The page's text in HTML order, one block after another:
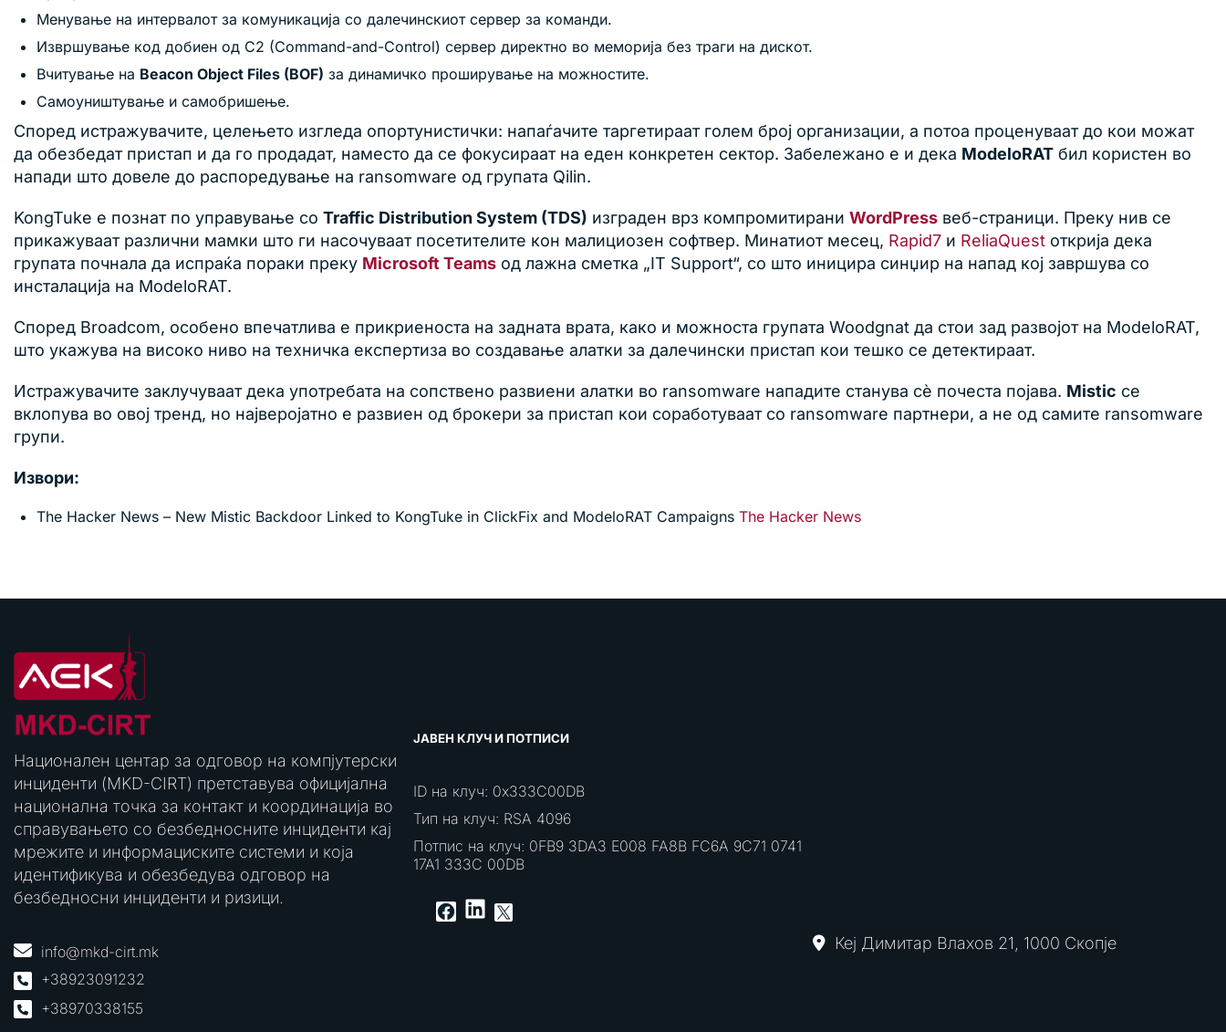
Менување на интервалот за комуникација со далечинскиот сервер за команди.
Извршување код добиен од C2 (Command-and-Control) сервер директно во меморија без траги на дискот.
Вчитување на Beacon Object Files (BOF) за динамичко проширување на можностите.
Самоуништување и самобришење.
Според истражувачите, целењето изгледа опортунистички: напаѓачите таргетираат голем број организации, а потоа проценуваат до кои можат
да обезбедат пристап и да го продадат, наместо да се фокусираат на еден конкретен сектор. Забележано е и дека ModeloRAT бил користен во
напади што довеле до распоредување на ransomware од групата Qilin.
KongTuke е познат по управување со Traffic Distribution System (TDS) изграден врз компромитирани WordPress веб-страници. Преку нив се
прикажуваат различни мамки што ги насочуваат посетителите кон малициозен софтвер. Минатиот месец, Rapid7 и ReliaQuest открија дека
групата почнала да испраќа пораки преку Microsoft Teams од лажна сметка „IT Support“, со што иницира синџир на напад кој завршува со
инсталација на ModeloRAT.
Според Broadcom, особено впечатлива е прикриеноста на задната врата, како и можноста групата Woodgnat да стои зад развојот на ModeloRAT,
што укажува на високо ниво на техничка експертиза во создавање алатки за далечински пристап кои тешко се детектираат.
Истражувачите заклучуваат дека употребата на сопствено развиени алатки во ransomware нападите станува сè почеста појава. Mistic се
вклопува во овој тренд, но најверојатно е развиен од брокери за пристап кои соработуваат со ransomware партнери, а не од самите ransomware
групи.
Извори:
The Hacker News – New Mistic Backdoor Linked to KongTuke in ClickFix and ModeloRAT Campaigns The Hacker News
Национален центар за одговор на компјутерски
инциденти (MKD-CIRT) претставува официјална
национална точка за контакт и координација во
справувањето со безбедносните инциденти кај
мрежите и информациските системи и која
идентификува и обезбедува одговор на
безбедносни инциденти и ризици.
info@mkd-cirt.mk
+38923091232
+38970338155
ЈАВЕН КЛУЧ И ПОТПИСИ
ID на клуч: 0x333C00DB
Тип на клуч: RSA 4096
Потпис на клуч: 0FB9 3DA3 E008 FA8B FC6A 9C71 0741
17A1 333C 00DB
Facebook
LinkedIn
X
Кеј Димитар Влахов 21, 1000 Скопје